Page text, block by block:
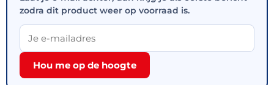
zodra dit product weer op voorraad is.
Hou me op de hoogte